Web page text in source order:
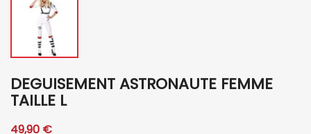
DEGUISEMENT ASTRONAUTE FEMME
TAILLE L
49,90 €